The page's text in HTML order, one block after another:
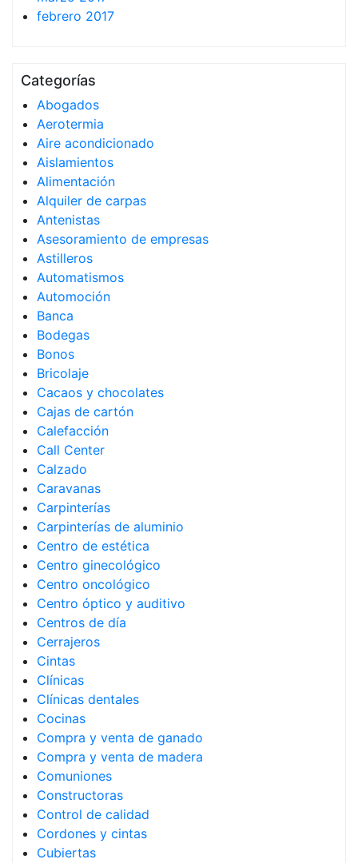
febrero 2017
Categorías
Abogados
Aerotermia
Aire acondicionado
Aislamientos
Alimentación
Alquiler de carpas
Antenistas
Asesoramiento de empresas
Astilleros
Automatismos
Automoción
Banca
Bodegas
Bonos
Bricolaje
Cacaos y chocolates
Cajas de cartón
Calefacción
Call Center
Calzado
Caravanas
Carpinterías
Carpinterías de aluminio
Centro de estética
Centro ginecológico
Centro oncológico
Centro óptico y auditivo
Centros de día
Cerrajeros
Cintas
Clínicas
Clínicas dentales
Cocinas
Compra y venta de ganado
Compra y venta de madera
Comuniones
Constructoras
Control de calidad
Cordones y cintas
Cubiertas